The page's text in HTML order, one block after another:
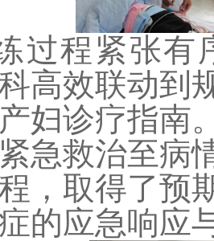
过程紧张有
高效联动到
妇诊疗指南
急救治至病
，取得了预
的应急响应